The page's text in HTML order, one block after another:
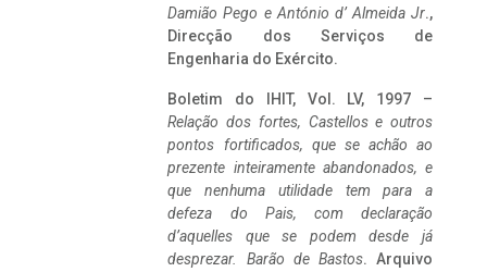
Damião Pego e António d’ Almeida Jr.,
Direcção dos Serviços de
Engenharia do Exército.
Boletim do IHIT, Vol. LV, 1997 –
Relação dos fortes, Castellos e outros
pontos fortificados, que se achão ao
prezente inteiramente abandonados, e
que nenhuma utilidade tem para a
defeza do Pais, com declaração
d’aquelles que se podem desde já
desprezar. Barão de Bastos. Arquivo